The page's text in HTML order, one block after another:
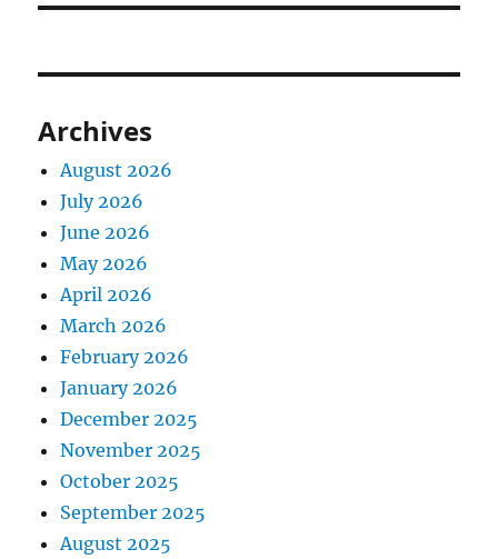
Archives
August 2026
July 2026
June 2026
May 2026
April 2026
March 2026
February 2026
January 2026
December 2025
November 2025
October 2025
September 2025
August 2025